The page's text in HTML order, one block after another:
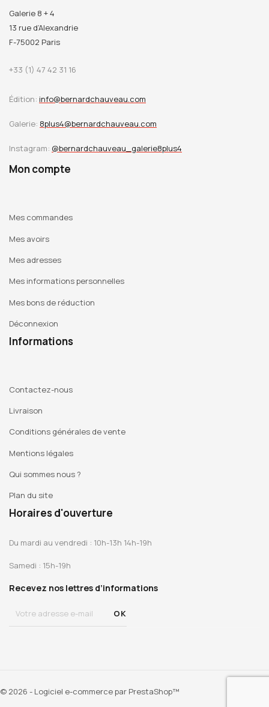
Galerie 8 + 4
13 rue d’Alexandrie
F-75002 Paris
+33 (1) 47 42 31 16
Édition: info@bernardchauveau.com
Galerie: 8plus4@bernardchauveau.com
Instagram: @bernardchauveau_galerie8plus4
Mon compte
Mes commandes
Mes avoirs
Mes adresses
Mes informations personnelles
Mes bons de réduction
Déconnexion
Informations
Contactez-nous
Livraison
Conditions générales de vente
Mentions légales
Qui sommes nous ?
Plan du site
Horaires d'ouverture
Du mardi au vendredi : 10h-13h 14h-19h
Samedi : 15h-19h
Recevez nos lettres d’informations
© 2026 - Logiciel e-commerce par PrestaShop™